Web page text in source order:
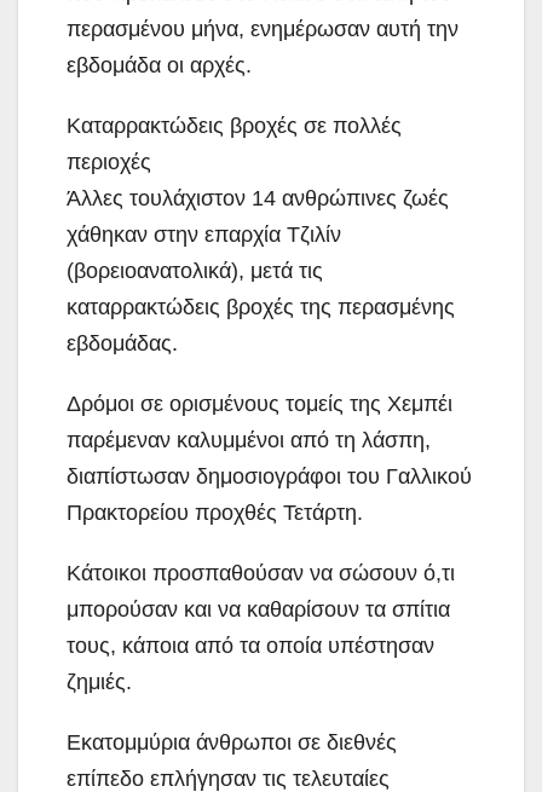
περασμένου μήνα, ενημέρωσαν αυτή την
εβδομάδα οι αρχές.
Καταρρακτώδεις βροχές σε πολλές
περιοχές
Άλλες τουλάχιστον 14 ανθρώπινες ζωές
χάθηκαν στην επαρχία Τζιλίν
(βορειοανατολικά), μετά τις
καταρρακτώδεις βροχές της περασμένης
εβδομάδας.
Δρόμοι σε ορισμένους τομείς της Χεμπέι
παρέμεναν καλυμμένοι από τη λάσπη,
διαπίστωσαν δημοσιογράφοι του Γαλλικού
Πρακτορείου προχθές Τετάρτη.
Κάτοικοι προσπαθούσαν να σώσουν ό,τι
μπορούσαν και να καθαρίσουν τα σπίτια
τους, κάποια από τα οποία υπέστησαν
ζημιές.
Εκατομμύρια άνθρωποι σε διεθνές
επίπεδο επλήγησαν τις τελευταίες